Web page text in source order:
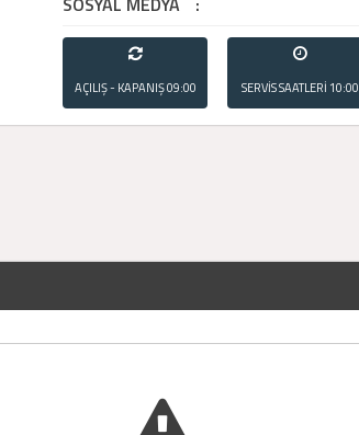
AÇILIŞ - KAPANIŞ09:00
- 21:00
SERVİS SAATLERİ 10:00
- 20:00